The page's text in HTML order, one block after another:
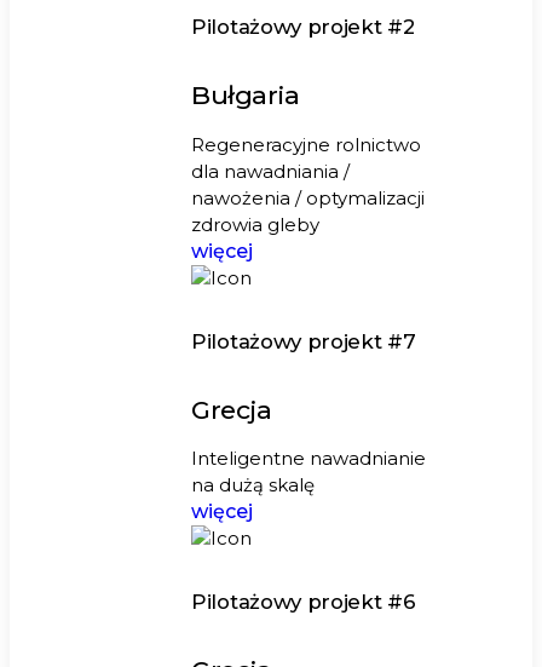
Pilotażowy projekt #2
Bułgaria
Regeneracyjne rolnictwo
dla nawadniania /
nawożenia / optymalizacji
zdrowia gleby
więcej
Pilotażowy projekt #7
Grecja
Inteligentne nawadnianie
na dużą skalę
więcej
Pilotażowy projekt #6